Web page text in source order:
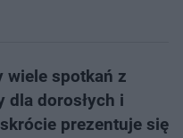
wiele spotkań z
dla dorosłych i
prezentuje się